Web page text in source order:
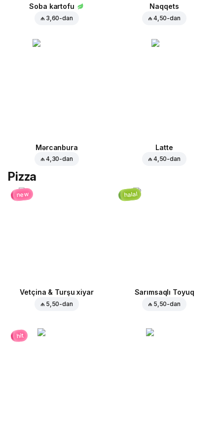
Soba kartofu
₼ 3,60-dan
Naqqets
₼ 4,50-dan
Mərcanbura
₼ 4,30-dan
Latte
₼ 4,50-dan
Pizza
new
Vetçina & Turşu xiyar
₼ 5,50-dan
halal
Sarımsaqlı Toyuq
₼ 5,50-dan
hit